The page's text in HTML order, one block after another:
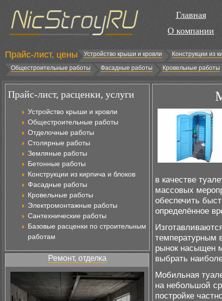
Главная
О компании
Прайс-лист, цены Устройство крыши и кровли
Конструкции из
Общестроительные работы
Фасадные работы Кровельные работы
Прайс-лист, расценки, услуги
Устройство крыши и кровли
Общестроительные работы
Отделочные работы
Столярные работы
Земляные работы
Бетонные работы
Конструкции из кирпича и блоков
Фасадные работы
Кровельные работы
Электромонтажные работы
Сантехнические работы
Базовые расценки по строительным
работам
Ремонт, отделка
в качестве
массовых
обеспечить
определённое
температурным
рынок насыщен
выбрать
Мобильная
на небольшой
постройке